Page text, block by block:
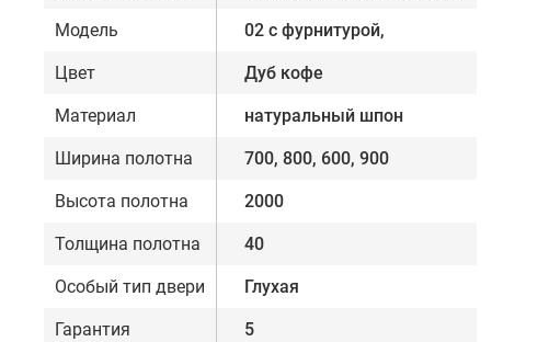
Модель 02 с фурнитурой,
Цвет Дуб кофе
Материал натуральный шпон
Ширина полотна 700, 800, 600, 900
Высота полотна 2000
Толщина полотна 40
Особый тип двери Глухая
Гарантия 5